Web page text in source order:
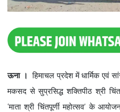
ऊना । हिमाचल प्रदेश में धार्मिक एवं
मकसद से सुप्रसिद्ध शक्तिपीठ श्री
‘माता श्री चिंतपूर्णी महोत्सव’ के